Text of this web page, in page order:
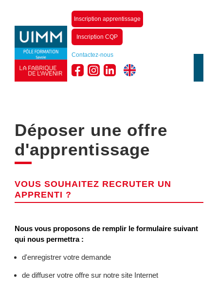
Inscription apprentissage
Inscription CQP
Contactez-nous
Déposer une offre
d'apprentissage
VOUS SOUHAITEZ RECRUTER UN
APPRENTI ?
Nous vous proposons de remplir le formulaire suivant
qui nous permettra :
d'enregistrer votre demande
de diffuser votre offre sur notre site Internet